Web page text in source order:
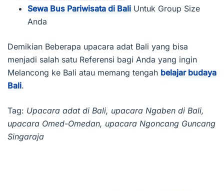
Sewa Bus Pariwisata di Bali Untuk Group Size
Anda
Demikian Beberapa upacara adat Bali yang bisa
menjadi salah satu Referensi bagi Anda yang ingin
Melancong ke Bali atau memang tengah belajar budaya
Bali.
Tag: Upacara adat di Bali, upacara Ngaben di Bali,
upacara Omed-Omedan, upacara Ngoncang Guncang
Singaraja